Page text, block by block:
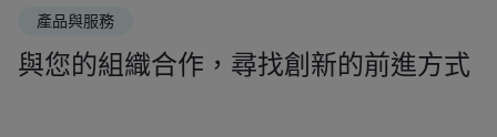
產品與服務
與您的組織合作，尋找創新的前進方式